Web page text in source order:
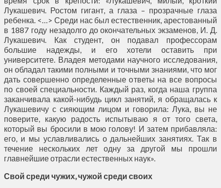
Лукашевич. Ростом гигант, а глаза – прозрачные глаза
ребенка. <…> Среди нас был естественник, арестованный
в 1887 году незадолго до окончательных экзаменов, И. Д.
Лукашевич. Как студент, он подавал профессорам
большие надежды, и его хотели оставить при
университете. Владея методами научного исследования,
он обладал такими полными и точными знаниями, что мог
дать совершенно определенные ответы на все вопросы
по своей специальности. Каждый раз, когда наша группа
заканчивала какой-нибудь цикл занятий, я обращалась к
Лукашевичу с сияющим лицом и говорила: Лука, вы не
поверите, какую радость испытываю я от того света,
который вы бросили в мою голову! И затем прибавляла:
его, и мы уславливались о дальнейших занятиях. Так в
течение нескольких лет одну за другой мы прошли
главнейшие отрасли естественных наук».
Свой среди чужих, чужой среди своих